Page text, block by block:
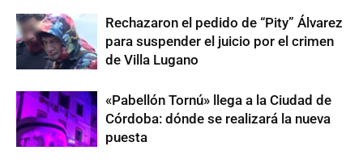
Rechazaron el pedido de “Pity” Álvarez
para suspender el juicio por el crimen
de Villa Lugano
«Pabellón Tornú» llega a la Ciudad de
Córdoba: dónde se realizará la nueva
puesta